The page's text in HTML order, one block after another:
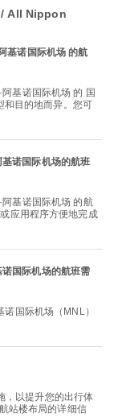
/ All Nippon
基诺国际机场 的航
和目的地而异。您可
诺国际机场的航班
应用程序方便地完成
国际机场的航班需
站楼布局的详细信